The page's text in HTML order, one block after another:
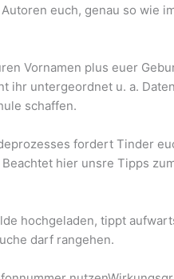
euch, genau so wie
Vornamen plus euer
ihr untergeordnet u. a.
schaffen.
fordert Tinder
hier unsre Tipps
hochgeladen, tippt
darf rangehen.